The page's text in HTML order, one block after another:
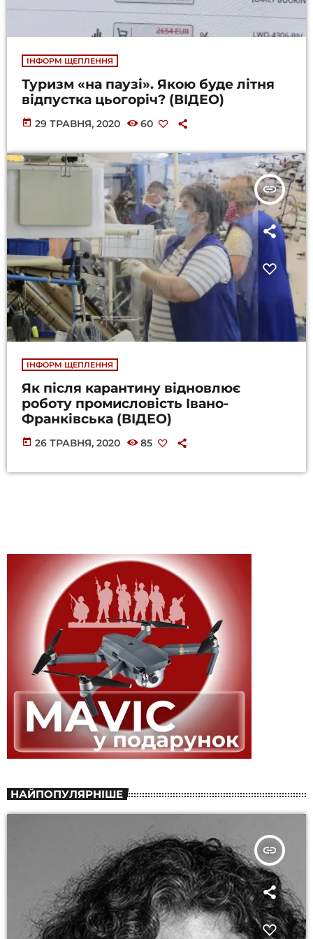
ІНФОРМ ЩЕПЛЕННЯ
Туризм «на паузі». Якою буде літня
відпустка цьогоріч? (ВІДЕО)
today 29 ТРАВНЯ, 2020 60
insert_link
ІНФОРМ ЩЕПЛЕННЯ
Як після карантину відновлює
роботу промисловість Івано-
Франківська (ВІДЕО)
today 26 ТРАВНЯ, 2020 85
НАЙПОПУЛЯРНІШЕ
insert_link